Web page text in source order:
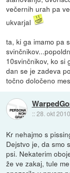
večernih urah pa
ukvarjal
ta, ki ga imamo pa
10svinčnikov, ko si
dan se je zadeva
točno določeno
::28. okt
Kr nehajmo s
Dejstvo je, da smo
psi. Nekaterim
že ve zakaj, tule